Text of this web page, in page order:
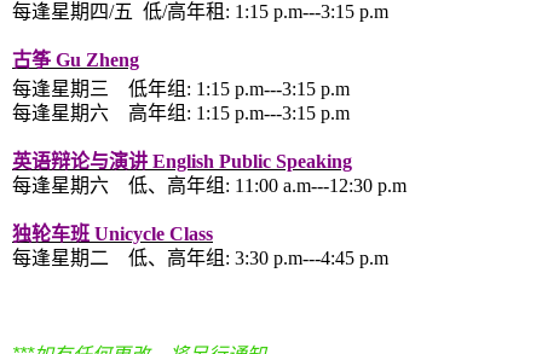
每逢星期四/五 低/高年租 : 1 :15 p.m---3:15 p.m
古筝 Gu Zheng
每逢星期三 低年组 : 1 :15 p.m---3:15 p.m
每逢星期六 高年组 : 1 :15 p.m---3:15 p.m
英语辩论与演讲 English Public Speaking
每逢星期六 低、高年组 : 11 :00 a.m---12:30 p.m
独轮车班 Unicycle Class
每逢星期二 低、高年组 : 3:30 p.m---4:45 p.m